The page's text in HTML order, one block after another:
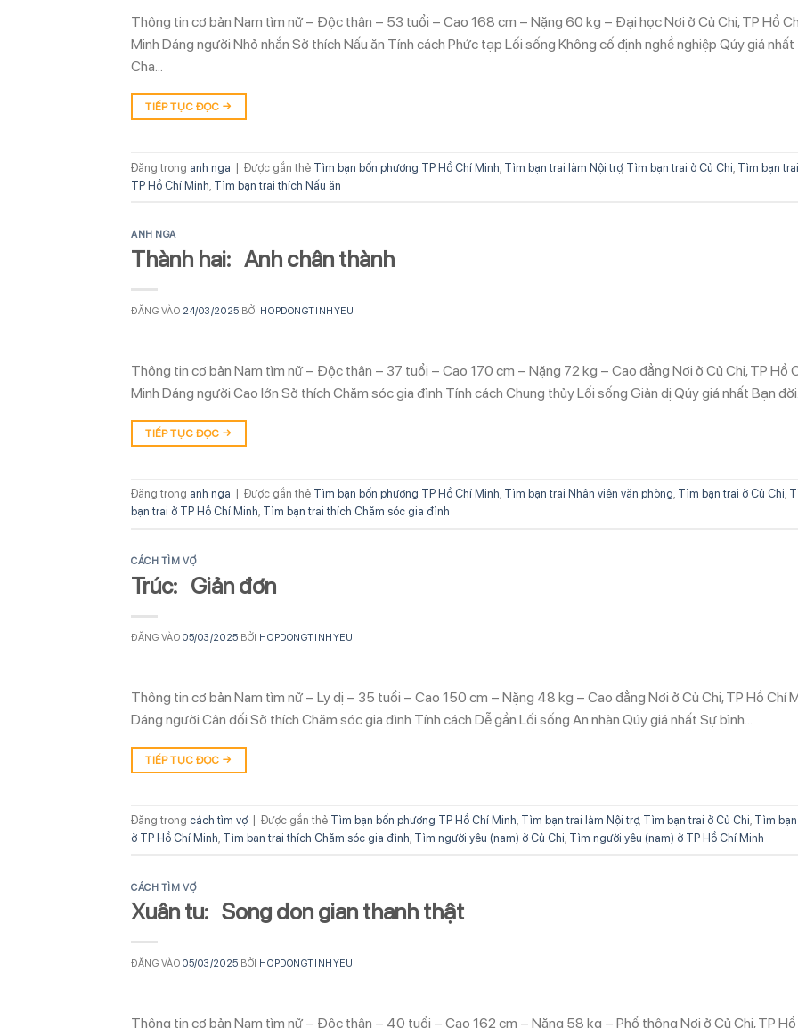
Thông tin cơ bản Nam tìm nữ – Độc thân – 53 tuổi – Cao 168 cm – Nặng 60 kg – Đại học Nơi ở Củ Chi, TP Hồ
Minh Dáng người Nhỏ nhắn Sở thích Nấu ăn Tính cách Phức tạp Lối sống Không cố định nghề nghiệp Qúy giá nhất
Cha…
TIẾP TỤC ĐỌC →
Đăng trong anh nga | Được gắn thẻ Tìm bạn bốn phương TP Hồ Chí Minh Tìm bạn trai làm Nội trợ, Tìm bạn trai ở Củ Chi Tìm bạn
TP Hồ Chí Minh Tìm bạn trai thích Nấu ăn
ANH NGA
Thành hai: Anh chân thành
ĐĂNG VÀO 24/03/2025 BỞI HOPDONGTINHYEU
Thông tin cơ bản Nam tìm nữ – Độc thân – 37 tuổi – Cao 170 cm – Nặng 72 kg – Cao đẳng Nơi ở Củ Chi, TP Hồ
Minh Dáng người Cao lớn Sở thích Chăm sóc gia đình Tính cách Chung thủy Lối sống Giản dị Qúy giá nhất Bạn
TIẾP TỤC ĐỌC →
Đăng trong anh nga Được gắn thẻ Tìm bạn bốn phương TP Hồ Chí Minh, Tìm bạn trai Nhân viên văn phòng, Tìm bạn trai ở Củ Chi,
bạn trai ở TP Hồ Chí Minh, Tìm bạn trai thích Chăm sóc gia đình
CÁCH TÌM VỢ
Trúc: Giản đơn
ĐĂNG VÀO05/03/2025 BỞI HOPDONGTINHYEU
Thông tin cơ bản Nam tìm nữ – Ly dị – 35 tuổi – Cao 150 cm – Nặng 48 kg – Cao đẳng Nơi ở Củ Chi, TP Hồ Chí
Dáng người Cân đối Sở thích Chăm sóc gia đình Tính cách Dễ gần Lối sống An nhàn Qúy giá nhất Sự bình…
TIẾP TỤC ĐỌC →
Đăng trong cách tìm vợ Được gắn thẻ Tìm bạn bốn phương TP Hồ Chí Minh Tìm bạn trai làm Nội trợ, Tìm bạn trai ở Củ Chi Tìm
ở TP Hồ Chí Minh Tìm bạn trai thích Chăm sóc gia đình Tìm người yêu (nam) ở Củ Chi Tìm người yêu (nam) ở TP Hồ Chí Minh
CÁCH TÌM VỢ
Xuân tu: Song don gian thanh thật
ĐĂNG VÀO05/03/2025 BỞI HOPDONGTINHYEU
Thông tin cơ bản Nam tìm nữ – Độc thân – 40 tuổi – Cao 162 cm – Nặng 58 kg – Phổ thông Nơi ở Củ Chi, TP Hồ